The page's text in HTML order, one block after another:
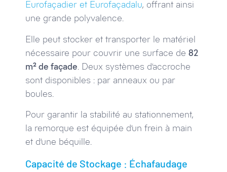
Eurofaçadier et Eurofaçadalu, offrant ainsi
une grande polyvalence.
Elle peut stocker et transporter le matériel
nécessaire pour couvrir une surface de 82
m² de façade. Deux systèmes d’accroche
sont disponibles : par anneaux ou par
boules.
Pour garantir la stabilité au stationnement,
la remorque est équipée d’un frein à main
et d’une béquille.
Capacité de Stockage : Échafaudage